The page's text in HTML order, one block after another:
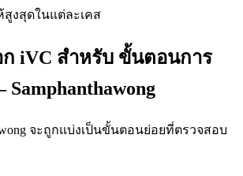
งสุดในแต่ละเคส
ก iVC สำหรับ ขั้นตอนการ
จะถูกแบ่งเป็นขั้นตอนย่อยที่ตรวจสอบ